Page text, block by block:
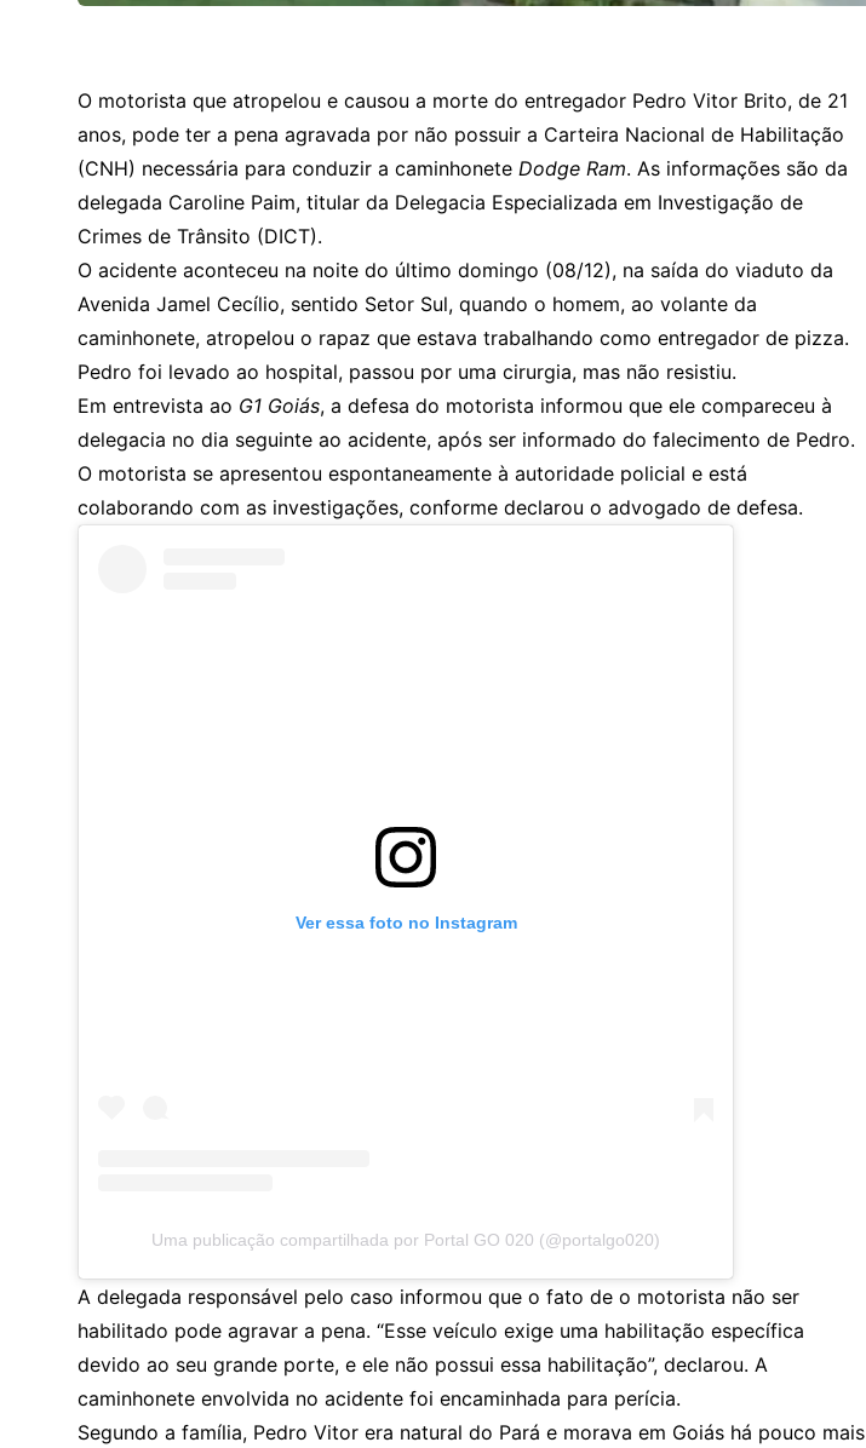
O motorista que atropelou e causou a morte do entregador Pedro Vitor Brito, de 21
anos, pode ter a pena agravada por não possuir a Carteira Nacional de Habilitação
(CNH) necessária para conduzir a caminhonete Dodge Ram. As informações são da
delegada Caroline Paim, titular da Delegacia Especializada em Investigação de
Crimes de Trânsito (DICT).
O acidente aconteceu na noite do último domingo (08/12), na saída do viaduto da
Avenida Jamel Cecílio, sentido Setor Sul, quando o homem, ao volante da
caminhonete, atropelou o rapaz que estava trabalhando como entregador de pizza.
Pedro foi levado ao hospital, passou por uma cirurgia, mas não resistiu.
Em entrevista ao G1 Goiás, a defesa do motorista informou que ele compareceu à
delegacia no dia seguinte ao acidente, após ser informado do falecimento de Pedro.
O motorista se apresentou espontaneamente à autoridade policial e está
colaborando com as investigações, conforme declarou o advogado de defesa.
Ver essa foto no Instagram
Uma publicação compartilhada por Portal GO 020 (@portalgo020)
A delegada responsável pelo caso informou que o fato de o motorista não ser
habilitado pode agravar a pena. “Esse veículo exige uma habilitação específica
devido ao seu grande porte, e ele não possui essa habilitação”, declarou. A
caminhonete envolvida no acidente foi encaminhada para perícia.
Segundo a família, Pedro Vitor era natural do Pará e morava em Goiás há pouco mais